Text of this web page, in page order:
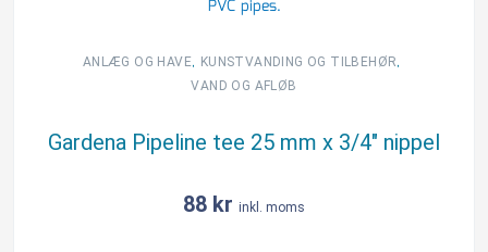
muffe
ANLÆG OG HAVE, KUNSTVANDING OG TILBEHØR,
VAND OG AFLØB
Gardena Pipeline tee 25 mm x 3/4″ nippel
88 kr inkl. moms